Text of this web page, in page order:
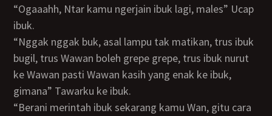
“Ogaaahh, Ntar kamu ngerjain ibuk lagi, males” Ucap
ibuk.
“Nggak nggak buk, asal lampu tak matikan, trus ibuk
bugil, trus Wawan boleh grepe grepe, trus ibuk nurut
ke Wawan pasti Wawan kasih yang enak ke ibuk,
gimana” Tawarku ke ibuk.
“Berani merintah ibuk sekarang kamu Wan, gitu cara